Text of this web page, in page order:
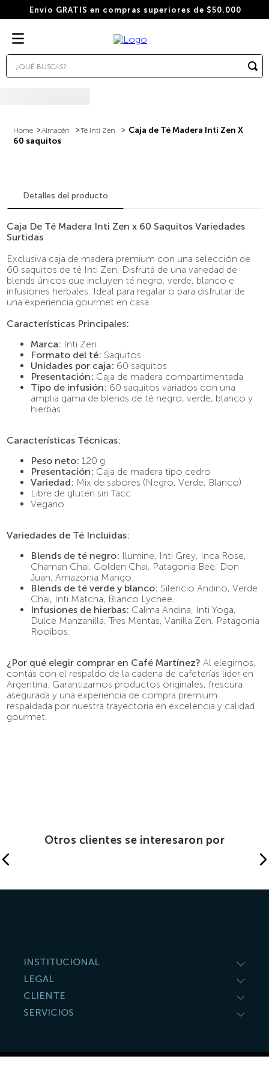
Envío GRATIS en compras superiores de $50.000
¿QUÉ BUSCAS?
Almacén Té Inti Zen
Caja de Té Madera Inti Zen X
60 saquitos
Detalles del producto
Caja De Té Madera Inti Zen x 60 Saquitos Variedades
Surtidas
Exclusiva caja de madera premium con una selección de
60 saquitos de té Inti Zen. Disfrutá de una variedad de
blends únicos que incluyen té negro, verde, blanco e
infusiones herbales. Ideal para regalar o para disfrutar de
una experiencia gourmet en casa.
Características Principales:
Marca: Inti Zen
Formato del té: Saquitos
Unidades por caja: 60 saquitos
Presentación: Caja de madera compartimentada
Tipo de infusión: 60 saquitos variados con una
amplia gama de blends de té negro, verde, blanco y
hierbas.
Características Técnicas:
Peso neto: 120 g
Presentación: Caja de madera tipo cedro
Variedad: Mix de sabores (Negro, Verde, Blanco)
Libre de gluten sin Tacc
Vegano
Variedades de Té Incluidas:
Blends de té negro: Ilumine, Inti Grey, Inca Rose,
Chaman Chai, Golden Chai, Patagonia Bee, Don
Juan, Amazonia Mango.
Blends de té verde y blanco: Silencio Andino, Verde
Chai, Inti Matcha, Blanco Lychee.
Infusiones de hierbas: Calma Andina, Inti Yoga,
Dulce Manzanilla, Tres Mentas, Vanilla Zen, Patagonia
Rooibos.
¿Por qué elegir comprar en Café Martínez? Al elegirnos,
contás con el respaldo de la cadena de cafeterías líder en
Argentina. Garantizamos productos originales, frescura
asegurada y una experiencia de compra premium
respaldada por nuestra trayectoria en excelencia y calidad
gourmet.
Otros clientes se interesaron por
INSTITUCIONAL
LEGAL
CLIENTE
SERVICIOS
2.
combo
5.
cafe grano
7.
8.
cápsulas
9.
café molido
10. espumador